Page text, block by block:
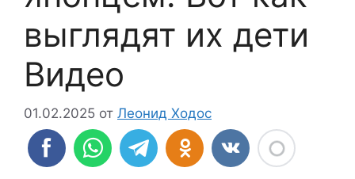
выглядят их дети
Видео
01.02.2025 от Леонид Ходос